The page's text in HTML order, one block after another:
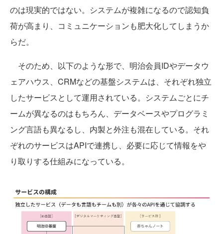
のは現実的ではない。システムが複雑になるので認知負
荷が高まり、コミュニケーションも肥大化してしまうか
らだ。
そのため、以下のような形で、明治会員IDやデータウ
ェアハウス、CRMなどの基盤システムは、それぞれ独立
したサービスとして運用されている。システムごとにチ
ームが異なるのはもちろん、データベースやプログラミ
ング言語も異なるし、内製と外注も混在している。それ
ぞれのサービスはAPIで連携し、必要に応じて情報をや
り取りする仕組みになっている。